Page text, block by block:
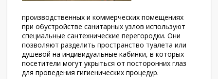
производственных и коммерческих помещениях
при обустройстве санитарных узлов используют
специальные сантехнические перегородки. Они
позволяют разделить пространство туалета или
душевой на индивидуальные кабинки, в которых
посетители могут укрыться от посторонних глаз
для проведения гигиенических процедур.